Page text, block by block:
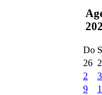
Do
26
2
3
9